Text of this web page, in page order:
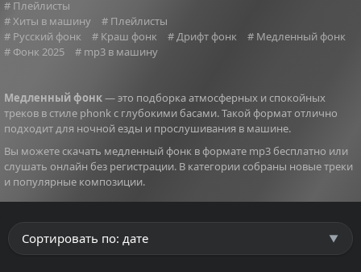
# Плейлисты
# Хиты в машину
# Плейлисты
# Русский фонк
# Краш фонк # Дрифт фонк
# Медленный фонк
# Фонк 2025
# mp3 в машину
Медленный фонк— это подборка атмосферных и спокойных
треков в стиле phonk с глубокими басами. Такой формат отлично
подходит для ночной езды и прослушивания в машине.
Вы можете скачать медленный фонк в формате mp3 бесплатно или
слушать онлайн без регистрации. В категории собраны новые треки
и популярные композиции.